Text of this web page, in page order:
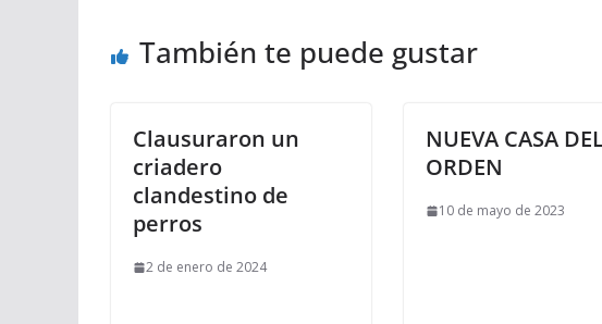
También te puede gustar
Clausuraron un
criadero
clandestino de
perros
2 de enero de 2024
NUEVA CASA
ORDEN
10 de mayo de 2023